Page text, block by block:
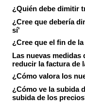
¿Quién debe dimitir
¿Cree que debería
sí'
¿Cree que el fin de
Las nuevas
reducir la factura de
¿Cómo valora los
¿Cómo ve la subida
subida de los